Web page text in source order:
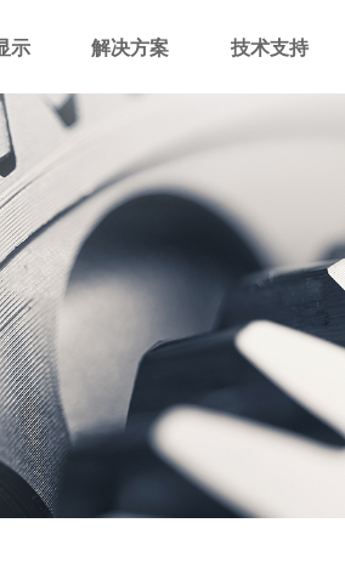
示 解决方案 技术支持